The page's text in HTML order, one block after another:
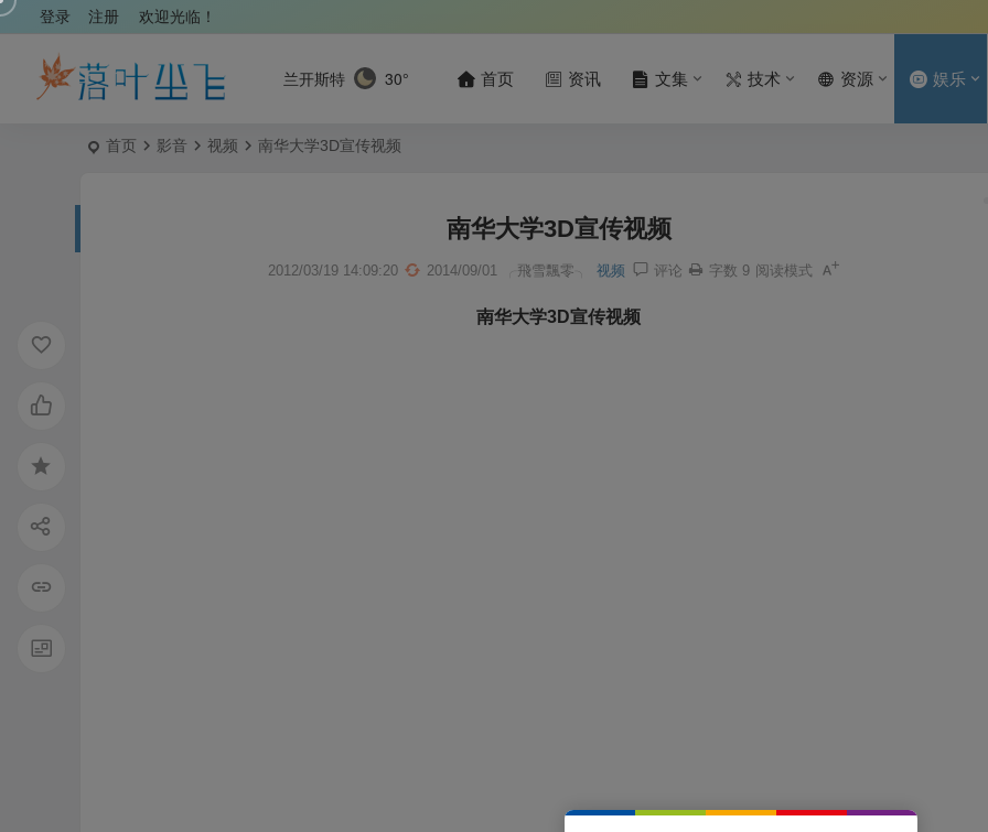
欢迎光临！
登录 注册
兰开斯特 30° 首页 资讯 文集 技术 资源 娱乐
首页 影音 视频 南华大学3D宣传视频
南华大学3D宣传视频
2012/03/19 14:09:20 2014/09/01 ╭飛雪飄零╮ 视频 评论 字数 9 阅读模式
南华大学3D宣传视频